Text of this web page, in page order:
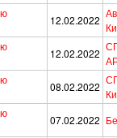
12.02.2022
12.02.2022
08.02.2022
07.02.2022